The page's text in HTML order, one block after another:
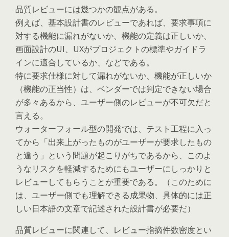
品質レビューには幾つかの観点がある。
例えば、基本設計書のレビューであれば、要求事項に
対する機能に漏れがないか、機能の定義は正しいか、
画面設計のUI、UXがプロジェクトの標準やガイドラ
インに適合しているか、などである。
特に要求仕様に対して漏れがないか、機能が正しいか
（機能の正当性）は、ベンダーでは判定できない場合
が多々あるから、ユーザー側のレビューが不可欠だと
言える。
ウォーターフォール型の開発では、テスト工程に入っ
てから「出来上がったものがユーザーが要求したもの
と違う」という問題が起こりがちであるから、このよ
うなリスクを軽減するためにもユーザーにしっかりと
レビューしてもらうことが重要である。（このために
は、ユーザー側でも理解できる成果物、具体的には正
しい日本語の文章で記述された設計書が必要だ）
品質レビューに関連して、レビュー指摘件数密度とい